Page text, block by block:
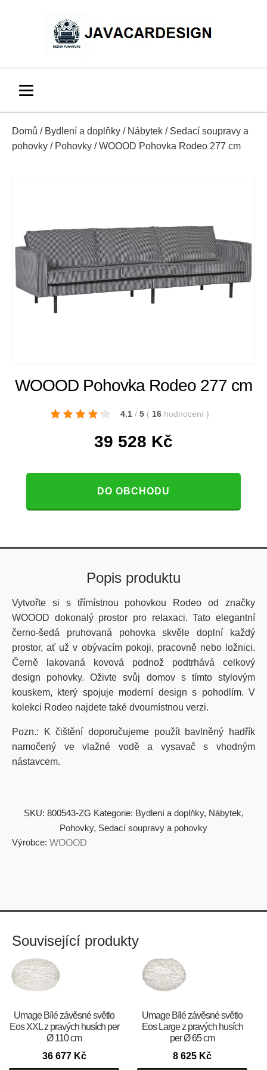
Domů / Bydlení a doplňky / Nábytek / Sedací soupravy a
pohovky / Pohovky / WOOOD Pohovka Rodeo 277 cm
WOOOD Pohovka Rodeo 277 cm
4.1 / 5 ( 16 hodnocení )
39 528 Kč
DO OBCHODU
Popis produktu
Vytvořte si s třímístnou pohovkou Rodeo od značky
WOOOD dokonalý prostor pro relaxaci. Tato elegantní
černo-šedá pruhovaná pohovka skvěle doplní každý
prostor, ať už v obývacím pokoji, pracovně nebo ložnici.
Černě lakovaná kovová podnož podtrhává celkový
design pohovky. Oživte svůj domov s tímto stylovým
kouskem, který spojuje moderní design s pohodlím. V
kolekci Rodeo najdete také dvoumístnou verzi.
Pozn.: K čištění doporučujeme použít bavlněný hadřík
namočený ve vlažné vodě a vysavač s vhodným
nástavcem.
SKU: 800543-ZG Kategorie: Bydlení a doplňky, Nábytek,
Pohovky, Sedací soupravy a pohovky
Výrobce: WOOOD
Související produkty
Umage Bílé závěsné světlo
Eos XXL z pravých husích per
Ø 110 cm
36 677 Kč
Umage Bílé závěsné světlo
Eos Large z pravých husích
per Ø 65 cm
8 625 Kč